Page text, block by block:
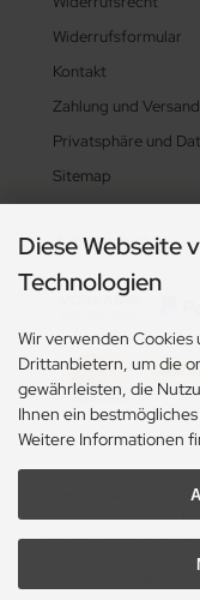
Widerrufsformular
Kontakt
Zahlung und Versand
Privatsphäre und
Sitemap
Zahlungsarten
Alle Preise exkl. gesetzl.
Flaschen-Handel.eu ©
ified
Diese Webseite
Technologien
Wir verwenden Cookies
Drittanbietern, um die
gewährleisten, die
Ihnen ein
Weitere Informationen